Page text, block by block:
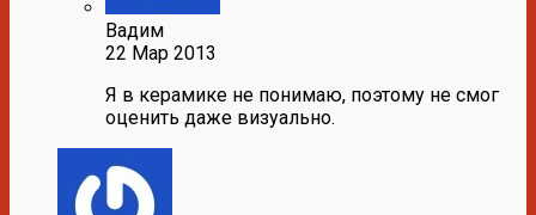
Вадим
22 Мар 2013
Я в керамике не понимаю, поэтому не смог
оценить даже визуально.